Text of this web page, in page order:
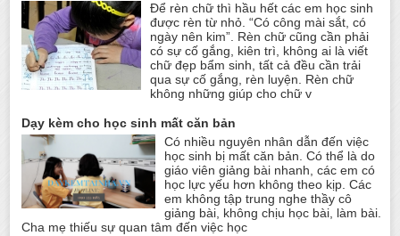
Để rèn chữ thì hầu hết các em học sinh
được rèn từ nhỏ. “Có công mài sắt, có
ngày nên kim”. Rèn chữ cũng cần phải
có sự cố gắng, kiên trì, không ai là viết
chữ đẹp bẩm sinh, tất cả đều cần trải
qua sự cố gắng, rèn luyện. Rèn chữ
không những giúp cho chữ v
Dạy kèm cho học sinh mất căn bản
Có nhiều nguyên nhân dẫn đến việc
học sinh bị mất căn bản. Có thể là do
giáo viên giảng bài nhanh, các em có
học lực yếu hơn không theo kịp. Các
em không tập trung nghe thầy cô
giảng bài, không chịu học bài, làm bài.
Cha mẹ thiếu sự quan tâm đến việc học